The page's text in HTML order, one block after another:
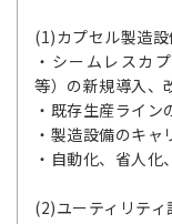
(1)カプセル製造
・シームレスカ
等）の新規導入、
・既存生産ライ
・製造設備のキ
・自動化、省人化
(2)ユーティリテ